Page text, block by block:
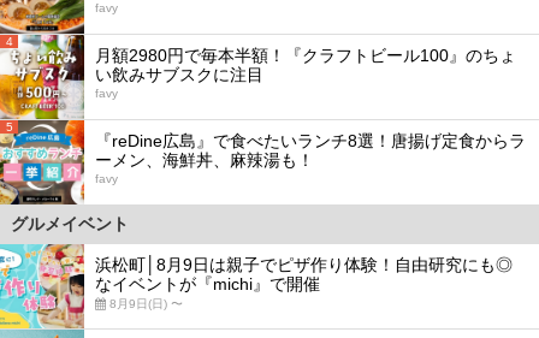
favy
4
月額2980円で毎本半額！『クラフトビール100』のちょ
い飲みサブスクに注目
favy
5
『reDine広島』で食べたいランチ8選！唐揚げ定食からラ
ーメン、海鮮丼、麻辣湯も！
favy
グルメイベント
浜松町│8月9日は親子でピザ作り体験！自由研究にも◎
なイベントが『michi』で開催
8月9日(日) 〜